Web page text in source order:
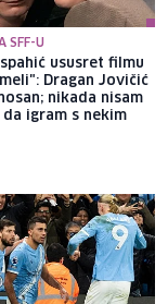
SFF-U
ususret filmu
Dragan Jovičić
nikada nisam
da igram s nekim